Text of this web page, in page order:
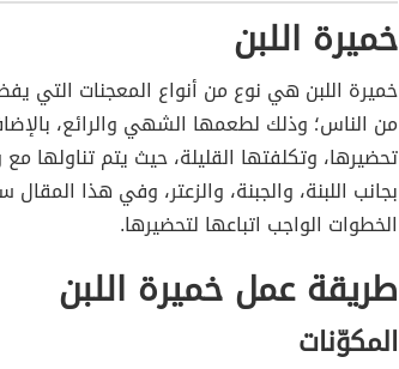
خميرة اللبن
خميرة اللبن هي نوع من أنواع المعجنات التي
من الناس؛ وذلك لطعمها الشهي والرائع،
تحضيرها، وتكلفتها القليلة، حيث يتم تناولها مع
بجانب اللبنة، والجبنة، والزعتر، وفي هذا
الخطوات الواجب اتباعها لتحضيرها.
طريقة عمل خميرة اللبن
المكوّنات